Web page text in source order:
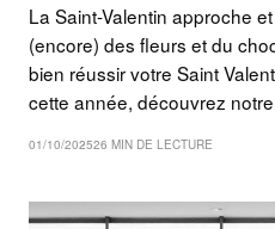
La Saint-Valentin approche
(encore) des fleurs et du
bien réussir votre Saint
cette année, découvrez
01/10/202526 MIN DE LECTURE